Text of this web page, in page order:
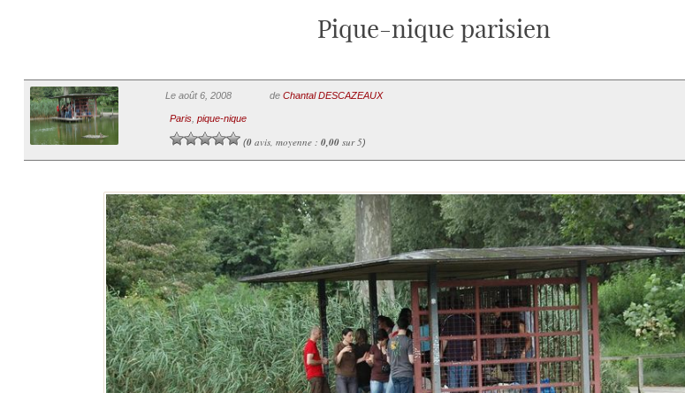
Pique-nique parisien
Le août 6, 2008 de Chantal DESCAZEAUX
Paris, pique-nique
(0avis, moyenne : 0,00sur 5)